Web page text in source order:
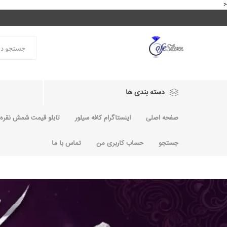
<
دسته بندی ها
صفحه اصلی اینستاگرام کافه سیلور تابلو قیمت شمش نقره
جستجو حساب کاربری من تماس با ما